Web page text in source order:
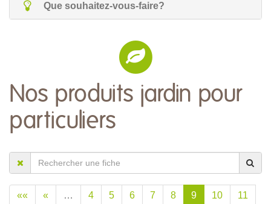
Que souhaitez-vous-faire?
Nos produits jardin pour
particuliers
«« « … 4 5 6 7 8 9 10 11